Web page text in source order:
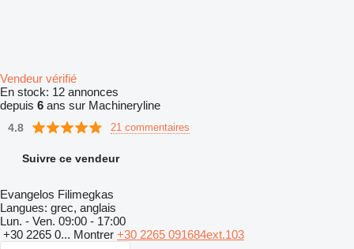
Vendeur vérifié
En stock: 12 annonces
depuis 6 ans sur Machineryline
4.8 21 commentaires
Suivre ce vendeur
Evangelos Filimegkas
Langues: grec, anglais
Lun. - Ven. 09:00 - 17:00
+30 2265 0... Montrer +30 2265 091684ext.103